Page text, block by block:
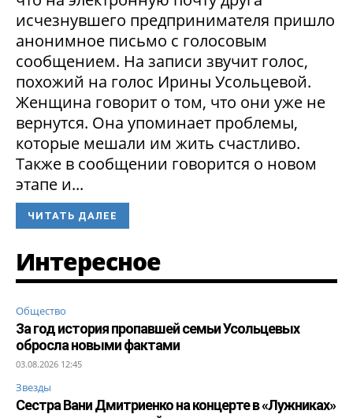
исчезнувшего предпринимателя пришло
анонимное письмо с голосовым
сообщением. На записи звучит голос,
похожий на голос Ирины Усольцевой.
Женщина говорит о том, что они уже не
вернутся. Она упоминает проблемы,
которые мешали им жить счастливо.
Также в сообщении говорится о новом
этапе и...
ЧИТАТЬ ДАЛЕЕ
Интересное
Общество
За год история пропавшей семьи Усольцевых
обросла новыми фактами
03.08.2026 12:45
Звезды
Сестра Вани Дмитриенко на концерте в «Лужниках»